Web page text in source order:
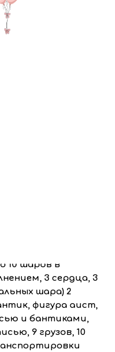
10 шаров в
3 сердца, 3
шара) 2
фигура аист,
и бантиками,
9 грузов, 10